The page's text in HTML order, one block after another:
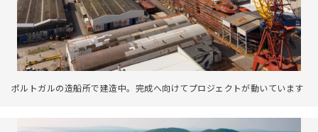
ポルトガルの造船所で建造中。完成へ向けてプロジェクトが動いています